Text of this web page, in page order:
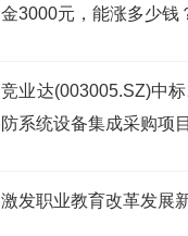
金3000元，能涨多少钱
竞业达(003005.SZ)中
防系统设备集成采购项目
激发职业教育改革发展